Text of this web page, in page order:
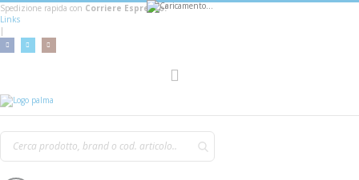
Spedizione rapida con Corriere Espresso!
Links
|